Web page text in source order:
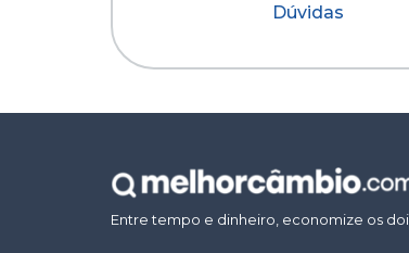
Dúvidas
Entre tempo e dinheiro, economize os